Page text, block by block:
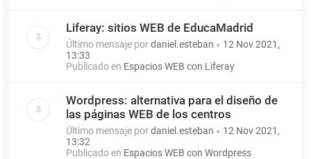
Liferay: sitios WEB de EducaMadrid
Último mensaje pordaniel.esteban « 12 Nov 2021,
13:33
Publicado en Espacios WEB con Liferay
Wordpress: alternativa para el diseño de
las páginas WEB de los centros
Último mensaje pordaniel.esteban « 12 Nov 2021,
13:32
Publicado en Espacios WEB con Wordpress